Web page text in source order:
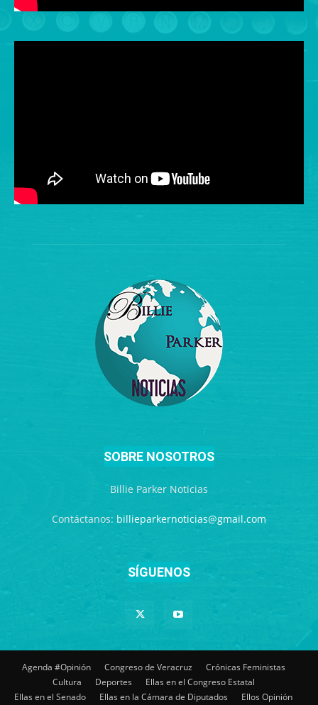
SOBRE NOSOTROS
Billie Parker Noticias
Contáctanos: billieparkernoticias@gmail.com
SÍGUENOS
Agenda #Opinión Congreso de Veracruz
Crónicas Feministas
Cultura
Deportes
Ellas en el Congreso Estatal
Ellas en el Senado
Ellas en la Cámara de Diputados Ellos Opinión